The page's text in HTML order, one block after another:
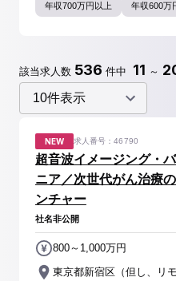
年収700万円以上 年収600万
該当求人数 536 件中 11 ～
NEW
超音波イメージング・
ニア／次世代がん治療
ンチャー
求人番号：46790
社名非公開
東京都新宿区（但し、リ
800～1,000万円